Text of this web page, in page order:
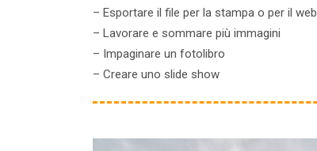
– Esportare il file per la stampa o per il web
– Lavorare e sommare più immagini
– Impaginare un fotolibro
– Creare uno slide show